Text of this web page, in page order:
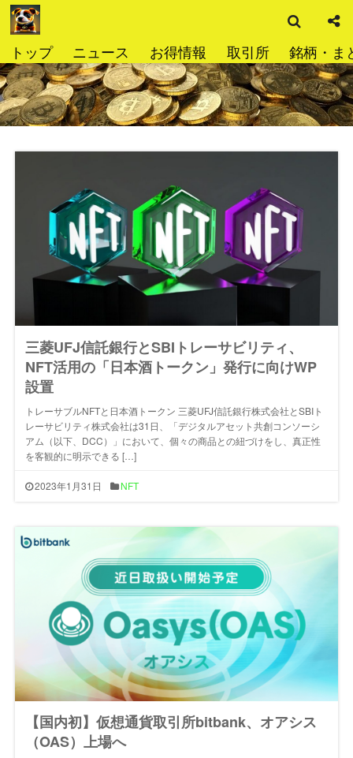
コ
ン
ン
ツ
へ
ス
トップ ニュース お得情報 取引所 銘柄・ま
索
三菱UFJ信託銀行とSBIトレーサビリティ、
NFT活用の「日本酒トークン」発行に向けWP
設置
トレーサブルNFTと日本酒トークン 三菱UFJ信託銀行株式会社とSBIト
レーサビリティ株式会社は31日、「デジタルアセット共創コンソーシ
アム（以下、DCC）」において、個々の商品との紐づけをし、真正性
を客観的に明示できる […]
2023年1月31日 NFT
【国内初】仮想通貨取引所bitbank、オアシス
（OAS）上場へ